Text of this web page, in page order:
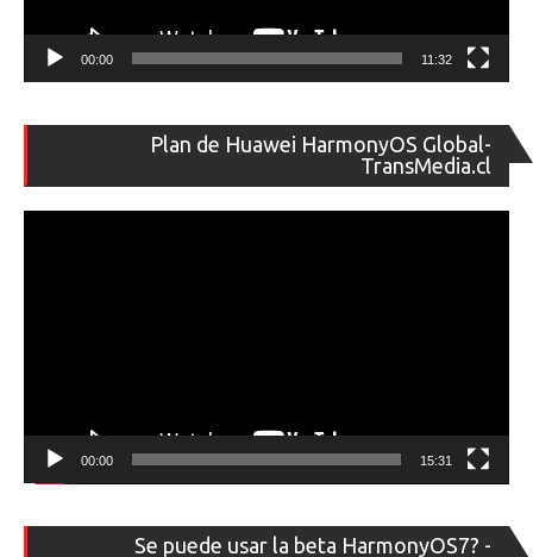
00:00 11:32
Plan de Huawei HarmonyOS Global-
TransMedia.cl
de
00:00 15:31
Se puede usar la beta HarmonyOS7? -